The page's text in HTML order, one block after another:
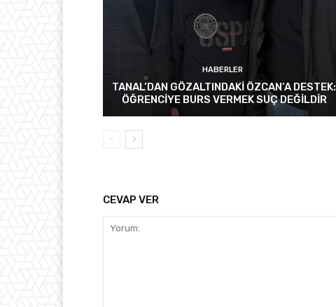
HABERLER
TANAL’DAN GÖZALTINDAKİ ÖZCAN’A DESTEK:
ÖĞRENCİYE BURS VERMEK SUÇ DEĞİLDİR
CEVAP VER